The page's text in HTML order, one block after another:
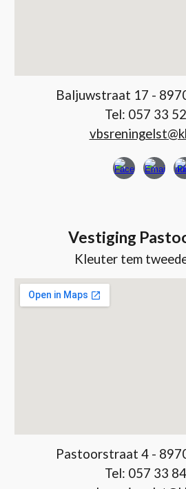
Baljuwstraat 17 -
Tel: 057 33
Vestiging
Kleuter tem
Pastoorstraat 4 -
Tel: 057 33